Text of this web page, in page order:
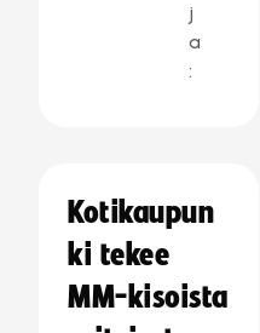
j
a
:
Kotikaupun
ki tekee
MM-kisoista